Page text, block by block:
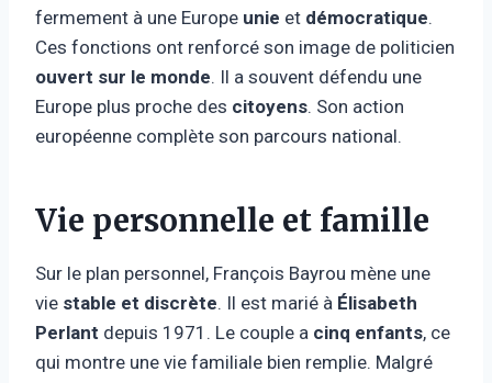
fermement à une Europe unie et démocratique.
Ces fonctions ont renforcé son image de politicien
ouvert sur le monde. Il a souvent défendu une
Europe plus proche des citoyens. Son action
européenne complète son parcours national.
Vie personnelle et famille
Sur le plan personnel, François Bayrou mène une
vie stable et discrète. Il est marié à Élisabeth
Perlant depuis 1971. Le couple a cinq enfants, ce
qui montre une vie familiale bien remplie. Malgré